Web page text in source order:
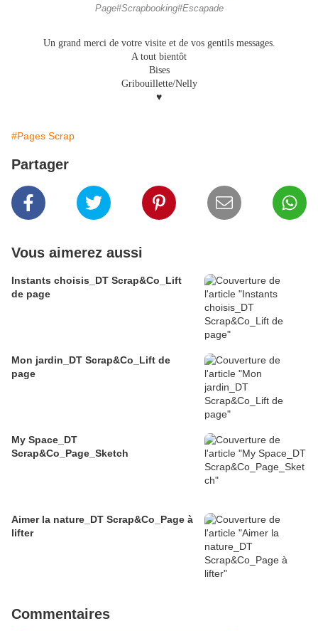
Page#Scrapbooking#Escapade
Un grand merci de votre visite et de vos gentils messages.
A tout bientôt
Bises
Gribouillette/Nelly
♥
#Pages Scrap
Partager
Vous aimerez aussi
Instants choisis_DT Scrap&Co_Lift
de page
Mon jardin_DT Scrap&Co_Lift de
page
My Space_DT
Scrap&Co_Page_Sketch
Aimer la nature_DT Scrap&Co_Page à
lifter
Commentaires